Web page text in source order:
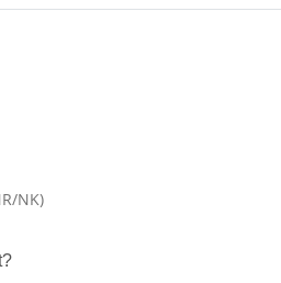
NK)